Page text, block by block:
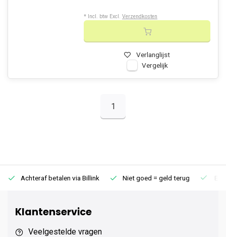
Verlanglijst
Vergelijk
* Incl. btw Excl. Verzendkosten
1
Achteraf betalen via Billink Niet goed = geld terug
Klantenservice
Veelgestelde vragen